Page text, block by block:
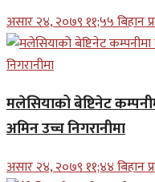
असार २४, २०७९ ११;५५ बिहान
मलेसियाको बेष्टिनेट
अमिन उच्च निगरानीमा
असार २४, २०७९ ११;४४ बिहान